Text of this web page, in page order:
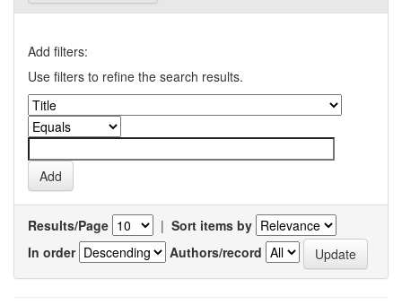
Add filters:
Use filters to refine the search results.
Results/Page | Sort items by
In order
Authors/record